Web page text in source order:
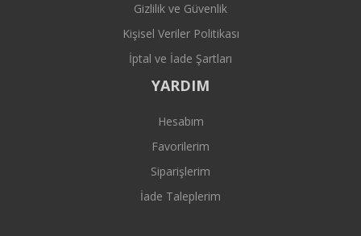
Gizlilik ve Güvenlik
Kişisel Veriler Politikası
İptal ve İade Şartları
YARDIM
Hesabım
Favorilerim
Siparişlerim
İade Taleplerim